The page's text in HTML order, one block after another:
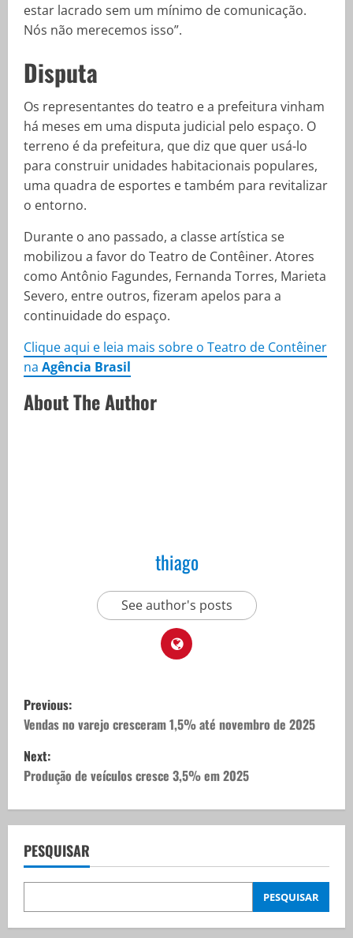
estar lacrado sem um mínimo de comunicação.
Nós não merecemos isso”.
Disputa
Os representantes do teatro e a prefeitura vinham
há meses em uma disputa judicial pelo espaço. O
terreno é da prefeitura, que diz que quer usá-lo
para construir unidades habitacionais populares,
uma quadra de esportes e também para revitalizar
o entorno.
Durante o ano passado, a classe artística se
mobilizou a favor do Teatro de Contêiner. Atores
como Antônio Fagundes, Fernanda Torres, Marieta
Severo, entre outros, fizeram apelos para a
continuidade do espaço.
Clique aqui e leia mais sobre o Teatro de Contêiner
na Agência Brasil
About The Author
thiago
See author's posts
P
o
s
n
a
i
Previous:
Vendas no varejo cresceram 1,5% até novembro de 2025
Next:
Produção de veículos cresce 3,5% em 2025
PESQUISAR
PESQUISAR